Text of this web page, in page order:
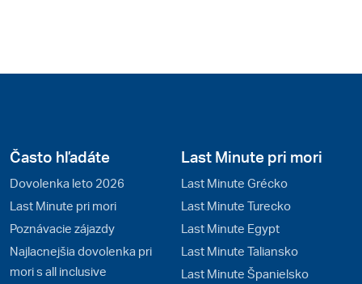
Často hľadáte
Dovolenka leto 2026
Last Minute pri mori
Poznávacie zájazdy
Najlacnejšia dovolenka pri
mori s all inclusive
Last Minute pri mori
Last Minute Grécko
Last Minute Turecko
Last Minute Egypt
Last Minute Taliansko
Last Minute Španielsko